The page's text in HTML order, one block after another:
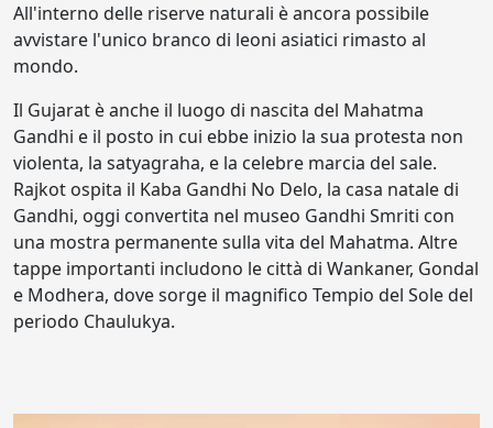
All'interno delle riserve naturali è ancora possibile
avvistare l'unico branco di leoni asiatici rimasto al
mondo.
Il Gujarat è anche il luogo di nascita del Mahatma
Gandhi e il posto in cui ebbe inizio la sua protesta non
violenta, la satyagraha, e la celebre marcia del sale.
Rajkot ospita il Kaba Gandhi No Delo, la casa natale di
Gandhi, oggi convertita nel museo Gandhi Smriti con
una mostra permanente sulla vita del Mahatma. Altre
tappe importanti includono le città di Wankaner, Gondal
e Modhera, dove sorge il magnifico Tempio del Sole del
periodo Chaulukya.